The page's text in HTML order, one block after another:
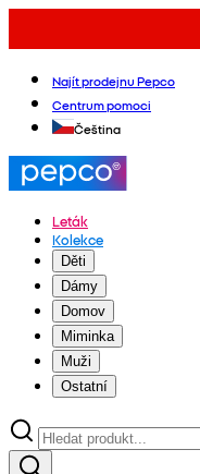
Najít prodejnu Pepco
Centrum pomoci
Čeština
Leták
Kolekce
Děti
Dámy
Domov
Miminka
Muži
Ostatní